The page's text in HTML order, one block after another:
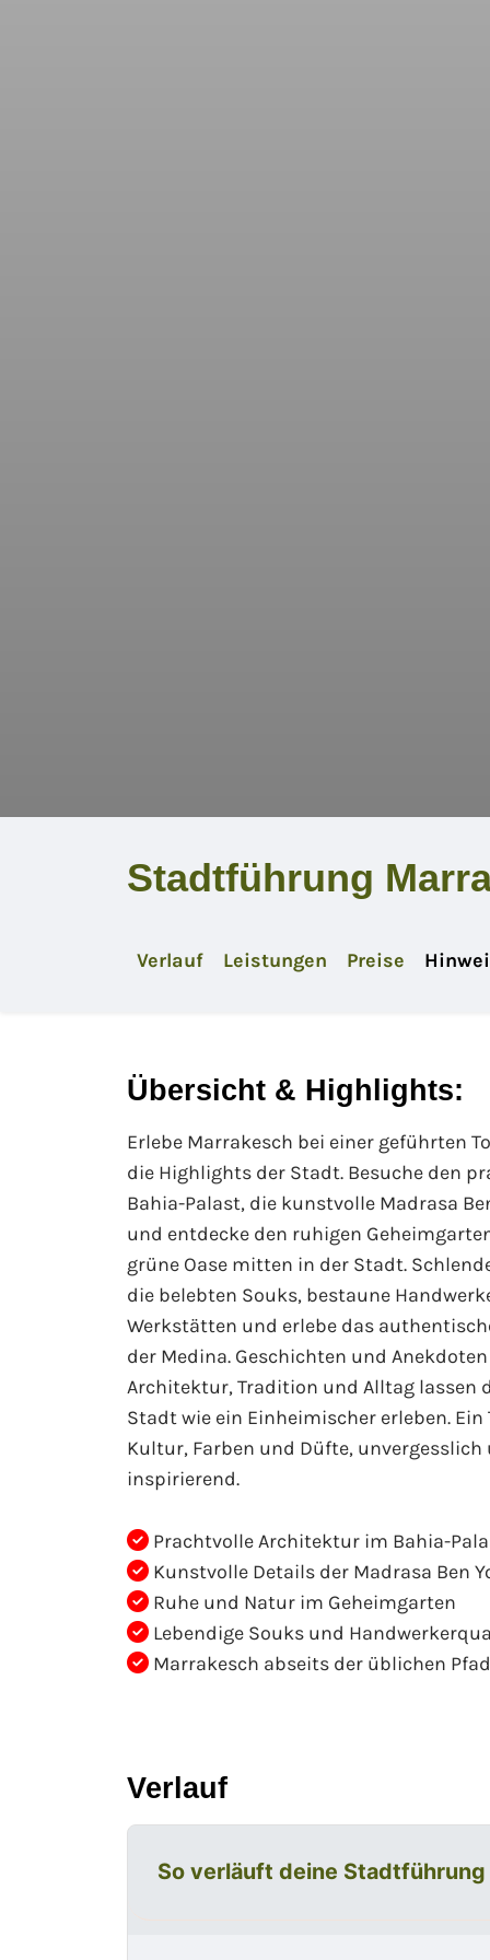
Stadtführung
Verlauf Leistungen Preise
Übersicht & Highlights:
Erlebe Marrakesch bei einer geführten
die Highlights der Stadt. Besuche den
Bahia-Palast, die kunstvolle Madrasa
und entdecke den ruhigen
grüne Oase mitten in der Stadt.
die belebten Souks, bestaune
Werkstätten und erlebe das
der Medina. Geschichten und
Architektur, Tradition und Alltag lassen
Stadt wie ein Einheimischer erleben. Ein
Kultur, Farben und Düfte, unvergesslich
inspirierend.
Prachtvolle Architektur im Bahia-
Kunstvolle Details der Madrasa Ben
Ruhe und Natur im Geheimgarten
Lebendige Souks und
Marrakesch abseits der üblichen
Verlauf
So verläuft deine Stadtführung